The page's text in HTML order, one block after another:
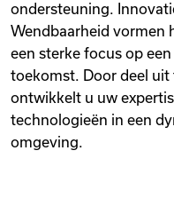
ondersteuning.
Wendbaarheid vormen
een sterke focus op
toekomst. Door deel uit
ontwikkelt u uw
technologieën in een
omgeving.